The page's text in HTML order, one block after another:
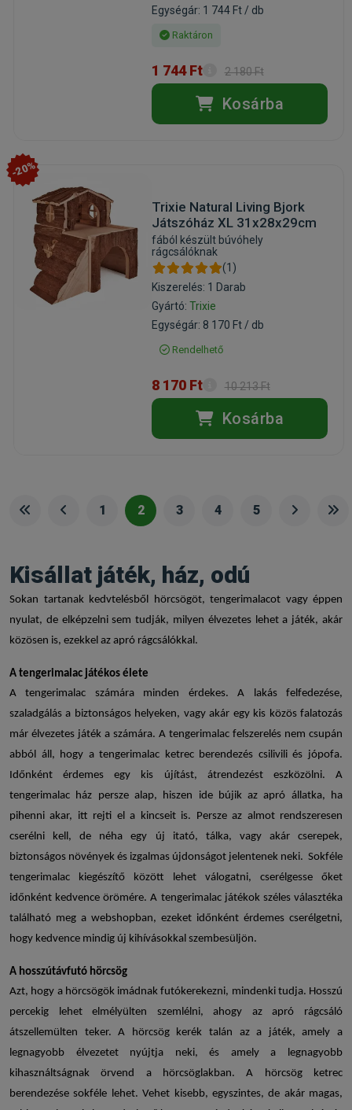
Egységár: 1 744 Ft / db
Raktáron
1 744 Ft 2 180 Ft
Kosárba
-20%
Trixie Natural Living Bjork
Játszóház XL 31x28x29cm
fából készült búvóhely
rágcsálóknak
(1)
Kiszerelés: 1 Darab
Gyártó: Trixie
Egységár: 8 170 Ft / db
Rendelhető
8 170 Ft 10 213 Ft
Kosárba
1 2 3 4 5
Kisállat játék, ház, odú
Sokan tartanak kedvtelésből hörcsögöt, tengerimalacot vagy éppen
nyulat, de elképzelni sem tudják, milyen élvezetes lehet a játék, akár
közösen is, ezekkel az apró rágcsálókkal.
A tengerimalac játékos élete
A tengerimalac számára minden érdekes. A lakás felfedezése,
szaladgálás a biztonságos helyeken, vagy akár egy kis közös falatozás
már élvezetes játék a számára. A tengerimalac felszerelés nem csupán
abból áll, hogy atengerimalac ketrec berendezés csilivili és jópofa.
Időnként érdemes egy kis újítást, átrendezést eszközölni. A
tengerimalac ház persze alap, hiszen ide bújik az apró állatka, ha
pihenni akar, itt rejti el a kincseit is. Persze az almot rendszeresen
cserélni kell, de néha egy új itató, tálka, vagy akár cserepek,
biztonságos növények és izgalmas újdonságot jelentenek neki. Sokféle
tengerimalac kiegészítő között lehet válogatni, cserélgesse őket
időnként kedvence örömére. A tengerimalac játékokszéles választéka
található meg a webshopban, ezeket időnként érdemes cserélgetni,
hogy kedvence mindig új kihívásokkal szembesüljön.
A hosszútávfutó hörcsög
Azt, hogy a hörcsögök imádnak futókerekezni, mindenki tudja. Hosszú
percekig lehet elmélyülten szemlélni, ahogy az apró rágcsáló
átszellemülten teker. A hörcsög kerék talán az a játék, amely a
legnagyobb élvezetet nyújtja neki, és amely a legnagyobb
kihasználtságnak örvend a hörcsöglakban. A
hörcsög ketrec
berendezése sokféle lehet. Vehet kisebb, egyszintes, de akár magas,